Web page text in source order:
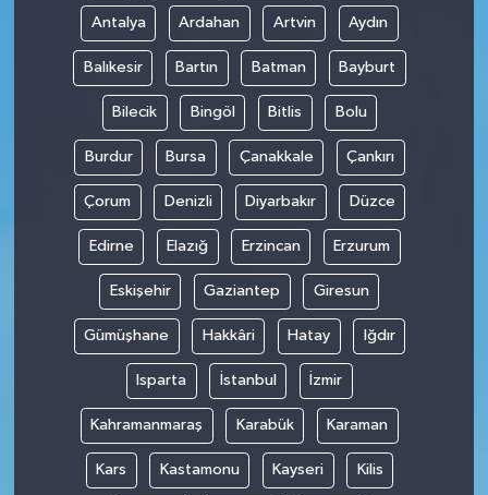
Antalya Ardahan Artvin Aydın
Balıkesir Bartın Batman Bayburt
Bilecik Bingöl Bitlis Bolu
Burdur Bursa Çanakkale Çankırı
Çorum Denizli Diyarbakır Düzce
Edirne Elazığ Erzincan Erzurum
Eskişehir Gaziantep Giresun
Gümüşhane Hakkâri Hatay Iğdır
Isparta İstanbul İzmir
Kahramanmaraş Karabük Karaman
Kars Kastamonu Kayseri Kilis